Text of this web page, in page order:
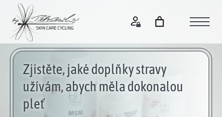
Zjistěte, jaké doplňky stravy
užívám, abych měla dokonalou
pleť